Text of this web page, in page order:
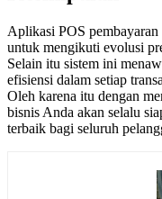
Aplikasi POS
untuk mengikuti evolusi
Selain itu sistem ini
efisiensi dalam setiap
Oleh karena itu dengan
bisnis Anda akan selalu
terbaik bagi seluruh